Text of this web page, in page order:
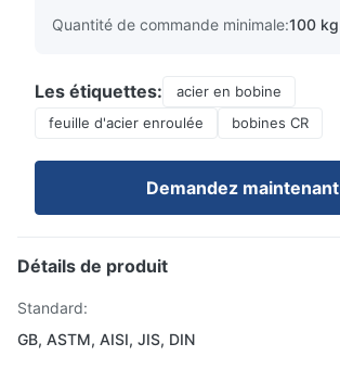
Quantité de commande minimale:100 kg
Les étiquettes:
acier en bobine
feuille d'acier enroulée
bobines CR
Demandez maintenant
Détails de produit
Standard:
GB, ASTM, AISI, JIS, DIN